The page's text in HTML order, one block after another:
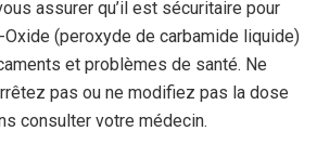
assurer qu’il est sécuritaire pour
(peroxyde de carbamide liquide)
et problèmes de santé. Ne
pas ou ne modifiez pas la dose
consulter votre médecin.